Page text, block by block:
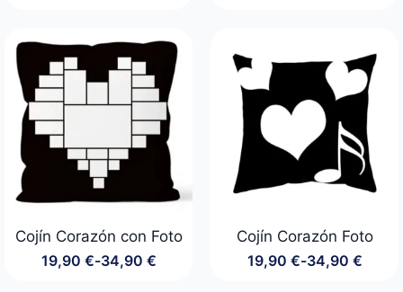
49,00 €
hasta
59,00 €
Cojín Corazón con Foto
19,90 €-34,90 €
Rango
Cojín Corazón Foto
19,90 €-34,90 €
Rango